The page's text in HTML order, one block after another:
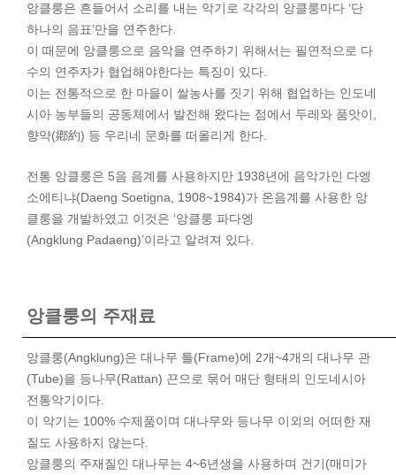
앙클룽은 흔들어서 소리를 내는 악기로 각각의 앙클룽마다 ‘단
하나의 음표’만을 연주한다.
이 때문에 앙클룽으로 음악을 연주하기 위해서는 필연적으로 다
수의 연주자가 협업해야한다는 특징이 있다.
이는 전통적으로 한 마을이 쌀농사를 짓기 위해 협업하는 인도네
시아 농부들의 공동체에서 발전해 왔다는 점에서 두레와 품앗이,
향약(鄕約) 등 우리네 문화를 떠올리게 한다.
전통 앙클룽은 5음 음계를 사용하지만 1938년에 음악가인 다엥
소에티냐(Daeng Soetigna, 1908~1984)가 온음계를 사용한 앙
클룽을 개발하였고 이것은 ‘앙클룽 파다엥
(Angklung Padaeng)’이라고 알려져 있다.
앙클룽의 주재료
앙클룽(Angklung)은 대나무 틀(Frame)에 2개~4개의 대나무 관
(Tube)을 등나무(Rattan) 끈으로 묶어 매단 형태의 인도네시아
전통악기이다.
이 악기는 100% 수제품이며 대나무와 등나무 이외의 어떠한 재
질도 사용하지 않는다.
앙클룽의 주재질인 대나무는 4~6년생을 사용하며 건기(매미가